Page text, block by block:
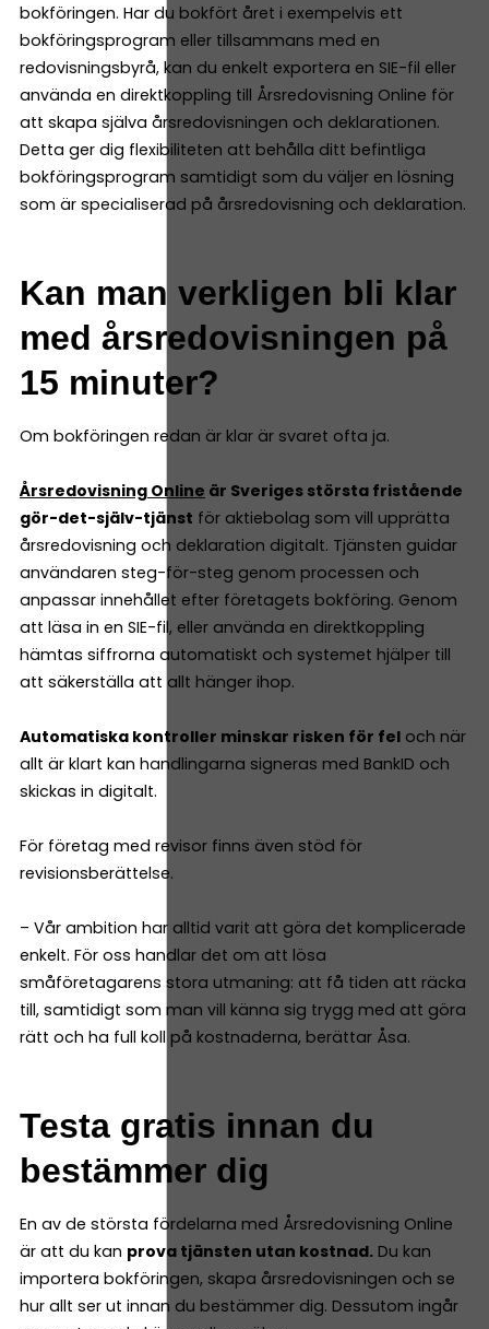
bokföringen. Har du bokfört året i exempelvis ett
bokföringsprogram eller tillsammans med en
redovisningsbyrå, kan du enkelt exportera en SIE-fil eller
använda en direktkoppling till Årsredovisning Online för
att skapa själva årsredovisningen och deklarationen.
Detta ger dig flexibiliteten att behålla ditt befintliga
bokföringsprogram samtidigt som du väljer en lösning
som är specialiserad på årsredovisning och deklaration.
Kan man verkligen bli klar
med årsredovisningen på
15 minuter?
Om bokföringen redan är klar är svaret ofta ja.
Årsredovisning Online är Sveriges största fristående
gör-det-själv-tjänst för aktiebolag som vill upprätta
årsredovisning och deklaration digitalt. Tjänsten guidar
användaren steg-för-steg genom processen och
anpassar innehållet efter företagets bokföring. Genom
att läsa in en SIE-fil, eller använda en direktkoppling
hämtas siffrorna automatiskt och systemet hjälper till
att säkerställa att allt hänger ihop.
Automatiska kontroller minskar risken för fel och när
allt är klart kan handlingarna signeras med BankID och
skickas in digitalt.
För företag med revisor finns även stöd för
revisionsberättelse.
– Vår ambition har alltid varit att göra det komplicerade
enkelt. För oss handlar det om att lösa
småföretagarens stora utmaning: att få tiden att räcka
till, samtidigt som man vill känna sig trygg med att göra
rätt och ha full koll på kostnaderna, berättar Åsa.
Testa gratis innan du
bestämmer dig
En av de största fördelarna med Årsredovisning Online
är att du kan prova tjänsten utan kostnad. Du kan
importera bokföringen, skapa årsredovisningen och se
hur allt ser ut innan du bestämmer dig. Dessutom ingår